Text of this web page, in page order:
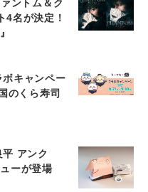
ントム＆ク
4名が決定！
ボキャンペー
のくら寿司
平 アンク
ューが登場